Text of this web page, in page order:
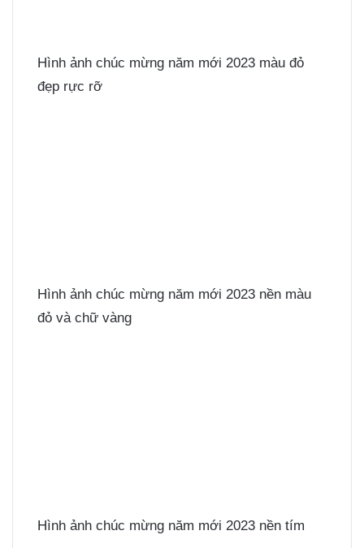
Hình ảnh chúc mừng năm mới 2023 màu đỏ
đẹp rực rỡ
Hình ảnh chúc mừng năm mới 2023 nền màu
đỏ và chữ vàng
Hình ảnh chúc mừng năm mới 2023 nền tím